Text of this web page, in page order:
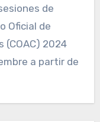
de
Oficial de
(COAC) 2024
a partir de